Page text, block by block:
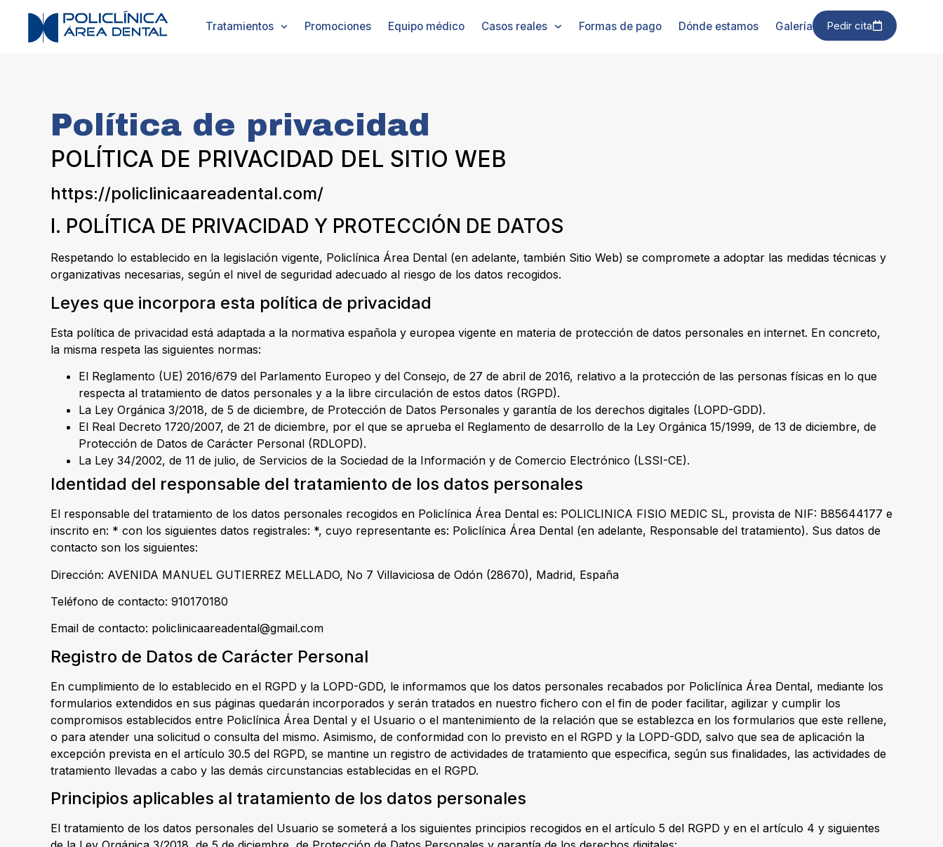
Tratamientos Promociones Equipo médico Casos reales Formas de pago Dónde estamos Galería Pedir cita
Política de privacidad
POLÍTICA DE PRIVACIDAD DEL SITIO WEB
https://policlinicaareadental.com/
I. POLÍTICA DE PRIVACIDAD Y PROTECCIÓN DE DATOS
Respetando lo establecido en la legislación vigente, Policlínica Área Dental (en adelante, también Sitio Web) se compromete a adoptar las medidas técnicas y
organizativas necesarias, según el nivel de seguridad adecuado al riesgo de los datos recogidos.
Leyes que incorpora esta política de privacidad
Esta política de privacidad está adaptada a la normativa española y europea vigente en materia de protección de datos personales en internet. En concreto,
la misma respeta las siguientes normas:
El Reglamento (UE) 2016/679 del Parlamento Europeo y del Consejo, de 27 de abril de 2016, relativo a la protección de las personas físicas en lo que
respecta al tratamiento de datos personales y a la libre circulación de estos datos (RGPD).
La Ley Orgánica 3/2018, de 5 de diciembre, de Protección de Datos Personales y garantía de los derechos digitales (LOPD-GDD).
El Real Decreto 1720/2007, de 21 de diciembre, por el que se aprueba el Reglamento de desarrollo de la Ley Orgánica 15/1999, de 13 de diciembre, de
Protección de Datos de Carácter Personal (RDLOPD).
La Ley 34/2002, de 11 de julio, de Servicios de la Sociedad de la Información y de Comercio Electrónico (LSSI-CE).
Identidad del responsable del tratamiento de los datos personales
El responsable del tratamiento de los datos personales recogidos en Policlínica Área Dental es: POLICLINICA FISIO MEDIC SL, provista de NIF: B85644177 e
inscrito en: * con los siguientes datos registrales: *, cuyo representante es: Policlínica Área Dental (en adelante, Responsable del tratamiento). Sus datos de
contacto son los siguientes:
Dirección: AVENIDA MANUEL GUTIERREZ MELLADO, No 7 Villaviciosa de Odón (28670), Madrid, España
Teléfono de contacto: 910170180
Email de contacto: policlinicaareadental@gmail.com
Registro de Datos de Carácter Personal
En cumplimiento de lo establecido en el RGPD y la LOPD-GDD, le informamos que los datos personales recabados por Policlínica Área Dental, mediante los
formularios extendidos en sus páginas quedarán incorporados y serán tratados en nuestro fichero con el fin de poder facilitar, agilizar y cumplir los
compromisos establecidos entre Policlínica Área Dental y el Usuario o el mantenimiento de la relación que se establezca en los formularios que este rellene,
o para atender una solicitud o consulta del mismo. Asimismo, de conformidad con lo previsto en el RGPD y la LOPD-GDD, salvo que sea de aplicación la
excepción prevista en el artículo 30.5 del RGPD, se mantine un registro de actividades de tratamiento que especifica, según sus finalidades, las actividades de
tratamiento llevadas a cabo y las demás circunstancias establecidas en el RGPD.
Principios aplicables al tratamiento de los datos personales
El tratamiento de los datos personales del Usuario se someterá a los siguientes principios recogidos en el artículo 5 del RGPD y en el artículo 4 y siguientes